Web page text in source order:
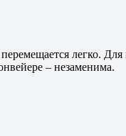
легко.
– незаменима.